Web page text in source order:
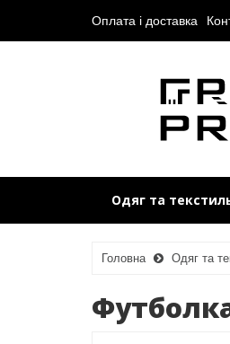
Оплата і доставка
Одяг та
Головна Одяг та